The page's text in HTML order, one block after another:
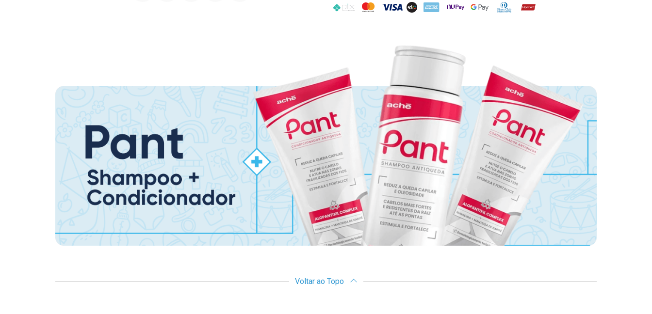
PIX MasterCard
VISA ELO AMEX NuPay Google PayDiners ClubHipercard
Voltar ao Topo